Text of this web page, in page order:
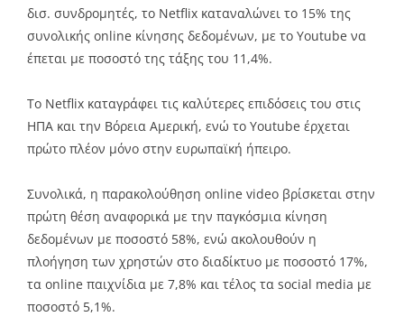
δισ. συνδρομητές, το Netflix καταναλώνει το 15% της
συνολικής online κίνησης δεδομένων, με το Youtube να
έπεται με ποσοστό της τάξης του 11,4%.
Το Netflix καταγράφει τις καλύτερες επιδόσεις του στις
ΗΠΑ και την Βόρεια Αμερική, ενώ το Youtube έρχεται
πρώτο πλέον μόνο στην ευρωπαϊκή ήπειρο.
Συνολικά, η παρακολούθηση online video βρίσκεται στην
πρώτη θέση αναφορικά με την παγκόσμια κίνηση
δεδομένων με ποσοστό 58%, ενώ ακολουθούν η
πλοήγηση των χρηστών στο διαδίκτυο με ποσοστό 17%,
τα online παιχνίδια με 7,8% και τέλος τα social media με
ποσοστό 5,1%.